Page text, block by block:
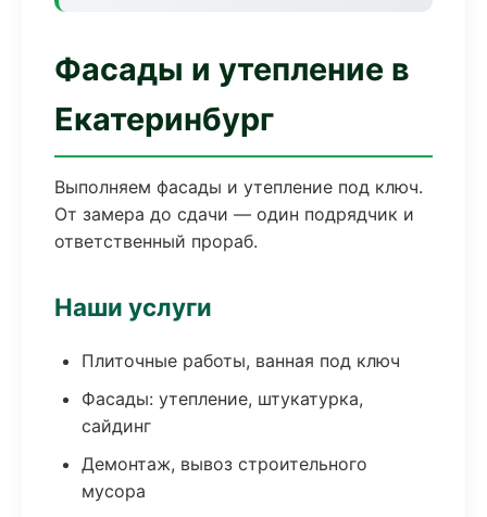
Фасады и утепление в
Екатеринбург
Выполняем фасады и утепление под ключ.
От замера до сдачи — один подрядчик и
ответственный прораб.
Наши услуги
Плиточные работы, ванная под ключ
Фасады: утепление, штукатурка,
сайдинг
Демонтаж, вывоз строительного
мусора